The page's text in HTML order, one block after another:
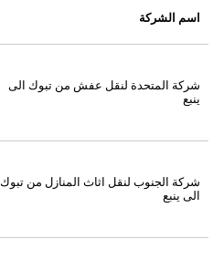
اسم الشركة
شركة المتحدة لنقل عفش من تبوك الى
ينبع
شركة الجنوب لنقل اثاث المنازل من تبوك
الى ينبع